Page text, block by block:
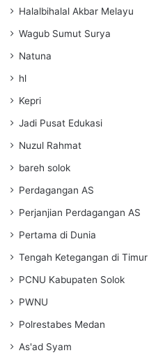
Halalbihalal Akbar Melayu
Wagub Sumut Surya
Natuna
hl
Kepri
Jadi Pusat Edukasi
Nuzul Rahmat
bareh solok
Perdagangan AS
Perjanjian Perdagangan AS
Pertama di Dunia
Tengah Ketegangan di
PCNU Kabupaten Solok
PWNU
Polrestabes Medan
As'ad Syam